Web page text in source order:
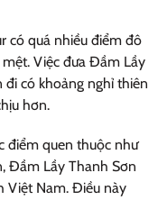
có quá nhiều điểm đô
Việc đưa Đầm Lầy
có khoảng nghỉ thiên
hơn.
điểm quen thuộc như
Đầm Lầy Thanh Sơn
Việt Nam. Điều này